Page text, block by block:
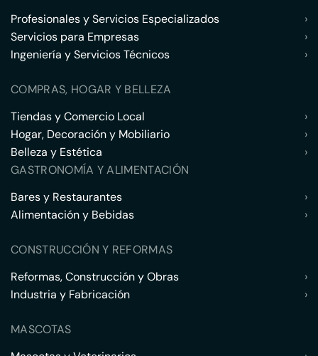
Profesionales y Servicios Especializados
›
Servicios para Empresas
›
Ingeniería y Servicios Técnicos
›
COMPRAS, HOGAR Y BELLEZA
Tiendas y Comercio Local
›
Hogar, Decoración y Mobiliario
›
Belleza y Estética
›
GASTRONOMÍA Y ALIMENTACIÓN
Bares y Restaurantes
›
Alimentación y Bebidas
›
CONSTRUCCIÓN Y REFORMAS
Reformas, Construcción y Obras
›
Industria y Fabricación
›
MASCOTAS